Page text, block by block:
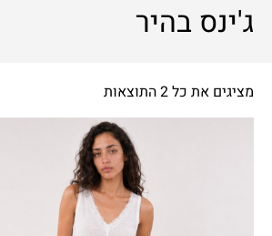
ג'ינס בהיר
מציגים את כל ⁦2⁩ התוצאות